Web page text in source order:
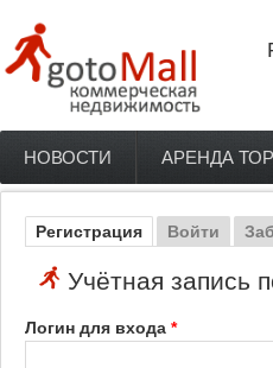
Главное меню
НОВОСТИ АРЕНДА
Главные вкладки
Регистрация (активная
Войти
Учётная запись
Логин для входа *